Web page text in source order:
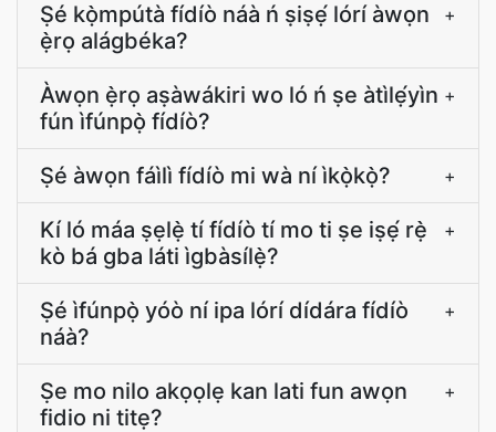
Ṣé kọ̀mpútà fídíò náà ń ṣiṣẹ́ lórí àwọn
ẹ̀rọ alágbéka?
+
Àwọn ẹ̀rọ aṣàwákiri wo ló ń ṣe àtìlẹ́yìn
fún ìfúnpọ̀ fídíò?
+
Ṣé àwọn fáìlì fídíò mi wà ní ìkọ̀kọ̀? +
Kí ló máa ṣẹlẹ̀ tí fídíò tí mo ti ṣe iṣẹ́ rẹ̀
kò bá gba láti ìgbàsílẹ̀?
+
Ṣé ìfúnpọ̀ yóò ní ipa lórí dídára fídíò
náà?
+
Ṣe mo nilo akọọlẹ kan lati fun awọn
fidio ni titẹ?
+